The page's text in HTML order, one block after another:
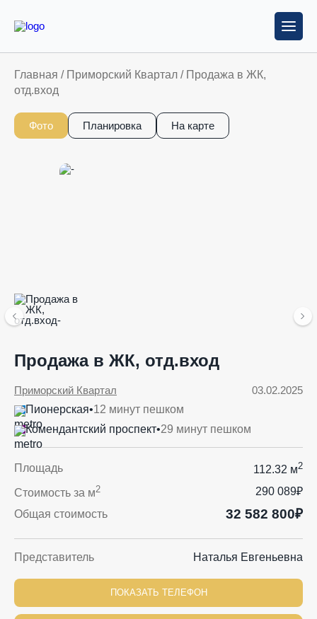
Главная / Приморский Квартал / Продажа в ЖК,
отд.вход
Фото Планировка На карте
Продажа в ЖК, отд.вход
03.02.2025
Приморский Квартал
Пионерская•12 минут пешком
Комендантский проспект•29 минут пешком
Площадь 112.32 м2
Стоимость за м2
290 089₽
Общая стоимость
32 582 800₽
Представитель Наталья Евгеньевна
ПОКАЗАТЬ ТЕЛЕФОН